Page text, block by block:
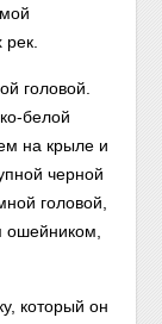
рек.
головой.
белой
на крыле и
черной
головой,
ошейником,
который он